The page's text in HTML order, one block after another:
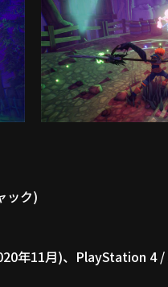
ック)
年11月)、PlayStation 4 /